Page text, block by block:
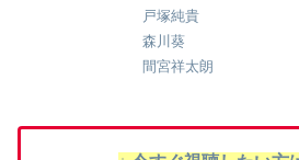
戸塚純貴
森川葵
間宮祥太朗